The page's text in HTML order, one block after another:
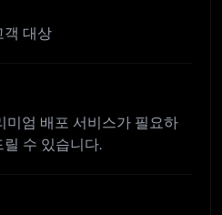
객 대상
미엄 배포 서비스가 필요하
수 있습니다.